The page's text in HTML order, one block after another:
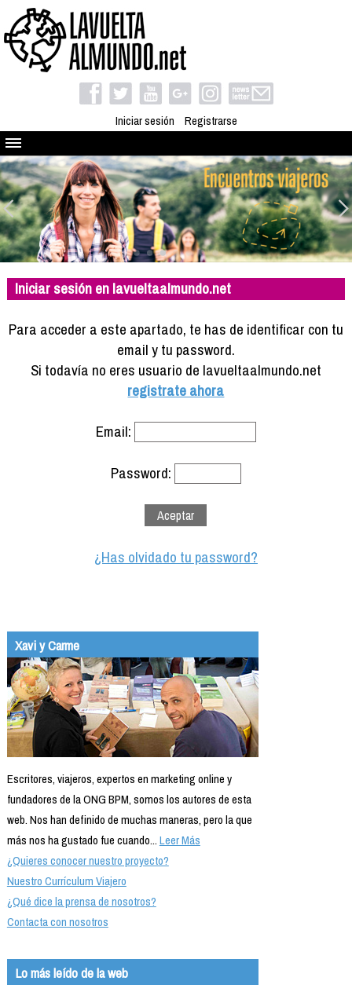
Iniciar sesión Registrarse
Quienes somos
El proyecto
Blog
Viaja con nosotros
Camino solidario
Libros
Compañeros de viaje
Info viajeros
Iniciar sesión en lavueltaalmundo.net
Para acceder a este apartado, te has de identificar con tu
email y tu password.
Si todavía no eres usuario de lavueltaalmundo.net
registrate ahora
Email:
Password:
¿Has olvidado tu password?
Xavi y Carme
Escritores, viajeros, expertos en marketing online y
fundadores de la ONG BPM, somos los autores de esta
web. Nos han definido de muchas maneras, pero la que
más nos ha gustado fue cuando...Leer Más
¿Quieres conocer nuestro proyecto?
Nuestro Currículum Viajero
¿Qué dice la prensa de nosotros?
Contacta con nosotros
Lo más leído de la web